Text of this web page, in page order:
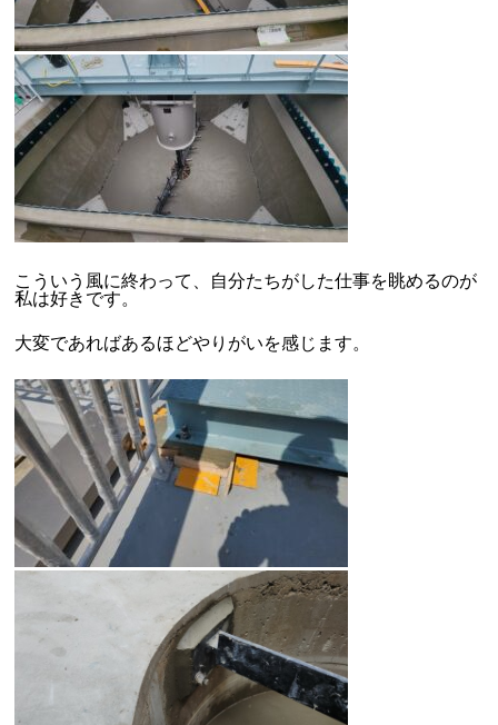
こういう風に終わって、自分たちがした仕事を眺めるのが
私は好きです。
大変であればあるほどやりがいを感じます。